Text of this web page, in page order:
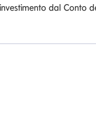
dal Conto